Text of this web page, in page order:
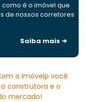
como é o imóvel que
de nossos corretores
Saiba mais ➜
a Imóvelp você
construtora e o
mercado!